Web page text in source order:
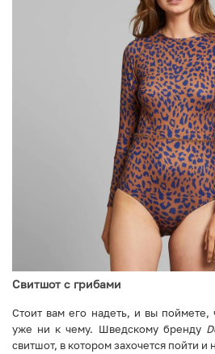
Свитшот с грибами
Стоит вам его надеть, и вы поймете,
уже ни к чему. Шведскому бренду
свитшот, в котором захочется пойти и